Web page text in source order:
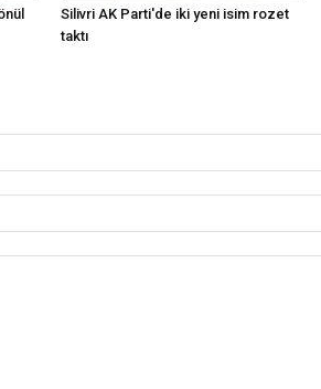
Silivri AK Parti'de iki yeni isim rozet
taktı